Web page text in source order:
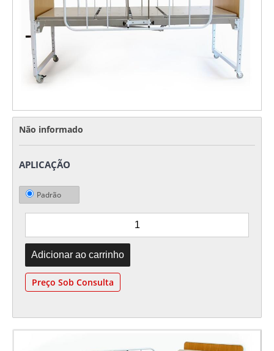
Não informado
APLICAÇÃO
Padrão
Preço Sob Consulta